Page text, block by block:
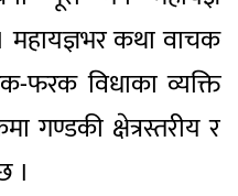
महायज्ञभर कथा वाचक
फरक विधाका व्यक्ति
गण्डकी क्षेत्रस्तरीय र
।